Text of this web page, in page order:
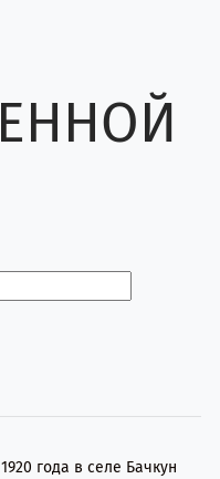
года в селе Бачкун